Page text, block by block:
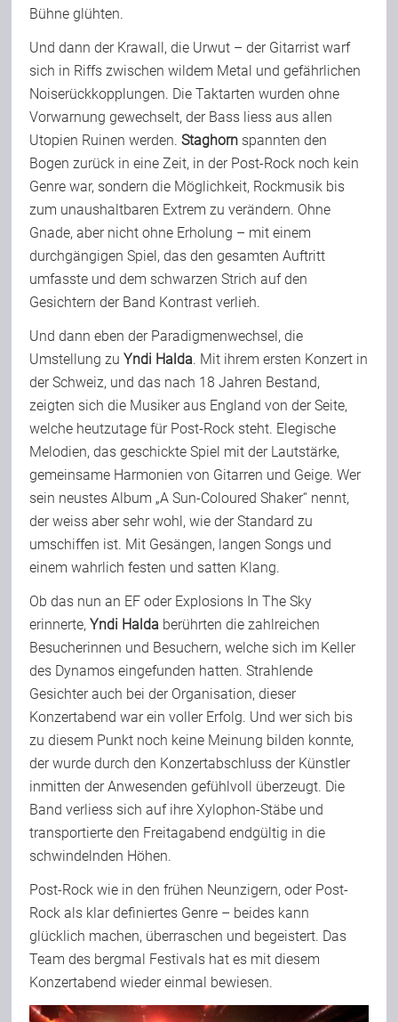
Bühne glühten.
Und dann der Krawall, die Urwut – der Gitarrist warf
sich in Riffs zwischen wildem Metal und gefährlichen
Noiserückkopplungen. Die Taktarten wurden ohne
Vorwarnung gewechselt, der Bass liess aus allen
Utopien Ruinen werden.Staghorn spannten den
Bogen zurück in eine Zeit, in der Post-Rock noch kein
Genre war, sondern die Möglichkeit, Rockmusik bis
zum unaushaltbaren Extrem zu verändern. Ohne
Gnade, aber nicht ohne Erholung – mit einem
durchgängigen Spiel, das den gesamten Auftritt
umfasste und dem schwarzen Strich auf den
Gesichtern der Band Kontrast verlieh.
Und dann eben der Paradigmenwechsel, die
Umstellung zuYndi Halda. Mit ihrem ersten Konzert in
der Schweiz, und das nach 18 Jahren Bestand,
zeigten sich die Musiker aus England von der Seite,
welche heutzutage für Post-Rock steht. Elegische
Melodien, das geschickte Spiel mit der Lautstärke,
gemeinsame Harmonien von Gitarren und Geige. Wer
sein neustes Album „A Sun-Coloured Shaker“ nennt,
der weiss aber sehr wohl, wie der Standard zu
umschiffen ist. Mit Gesängen, langen Songs und
einem wahrlich festen und satten Klang.
Ob das nun an EF oder Explosions In The Sky
erinnerte,Yndi Halda berührten die zahlreichen
Besucherinnen und Besuchern, welche sich im Keller
des Dynamos eingefunden hatten. Strahlende
Gesichter auch bei der Organisation, dieser
Konzertabend war ein voller Erfolg. Und wer sich bis
zu diesem Punkt noch keine Meinung bilden konnte,
der wurde durch den Konzertabschluss der Künstler
inmitten der Anwesenden gefühlvoll überzeugt. Die
Band verliess sich auf ihre Xylophon-Stäbe und
transportierte den Freitagabend endgültig in die
schwindelnden Höhen.
Post-Rock wie in den frühen Neunzigern, oder Post-
Rock als klar definiertes Genre – beides kann
glücklich machen, überraschen und begeistert. Das
Team des bergmal Festivals hat es mit diesem
Konzertabend wieder einmal bewiesen.